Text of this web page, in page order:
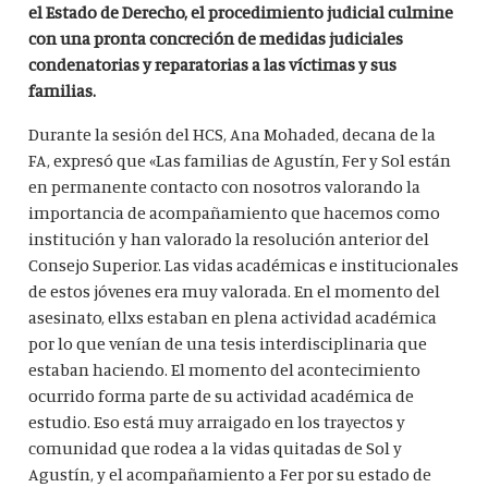
el Estado de Derecho, el procedimiento judicial culmine
con una pronta concreción de medidas judiciales
condenatorias y reparatorias a las víctimas y sus
familias.
Durante la sesión del HCS, Ana Mohaded, decana de la
FA, expresó que «Las familias de Agustín, Fer y Sol están
en permanente contacto con nosotros valorando la
importancia de acompañamiento que hacemos como
institución y han valorado la resolución anterior del
Consejo Superior. Las vidas académicas e institucionales
de estos jóvenes era muy valorada. En el momento del
asesinato, ellxs estaban en plena actividad académica
por lo que venían de una tesis interdisciplinaria que
estaban haciendo. El momento del acontecimiento
ocurrido forma parte de su actividad académica de
estudio. Eso está muy arraigado en los trayectos y
comunidad que rodea a la vidas quitadas de Sol y
Agustín, y el acompañamiento a Fer por su estado de